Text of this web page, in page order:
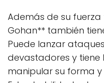
Además de su fuerza
Gohan** también
Puede lanzar
devastadores y
manipular su forma